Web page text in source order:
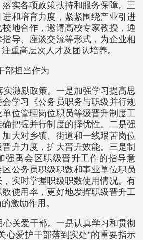
实各项政策扶持和服务保障。三
和培育力度，紧紧围绕产业引进
地合作，邀请高校专家教授，通
导、座谈交流等形式，为企业相
重高层次人才及团队培养。
部担当作为
实激励政策。一是加强学习提高思
学习《公务员职务与职级并行规
位管理岗位职员等级晋升制度工
把握并行制度的择优性。二是强
大对乡镇、街道和一线艰苦岗位
升力度，扩大晋升效能。三是制
强禹会区职级晋升工作的指导意
区公务员职级职数和事业单位职员
实时掌握职级职数使用情况。有
使用率，更好地发挥职级晋升工
激励作用。
心关爱干部。一是认真学习和贯彻
心爱护干部落到实处”的重要指示